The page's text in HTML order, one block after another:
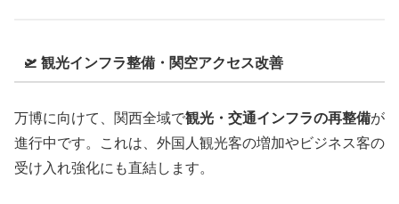
🛫 観光インフラ整備・関空アクセス改善
万博に向けて、関西全域で観光・交通インフラの再整備が
進行中です。これは、外国人観光客の増加やビジネス客の
受け入れ強化にも直結します。